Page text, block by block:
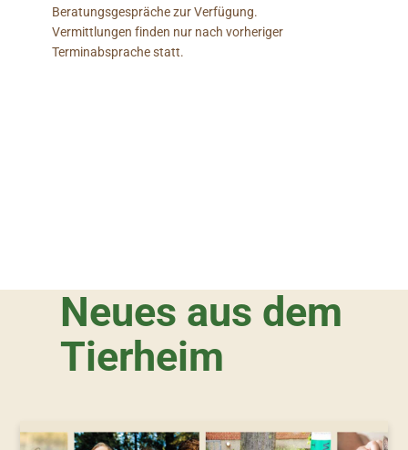
Beratungsgespräche zur Verfügung.
Vermittlungen finden nur nach vorheriger
Terminabsprache statt.
Neues aus dem
Tierheim